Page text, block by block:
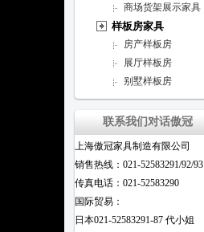
商场货架展示家具
样板房家具
房产样板房
展厅样板房
别墅样板房
联系我们对话傲冠
上海傲冠家具制造有限公司
销售热线：021-52583291/92/93
传真电话：021-52583290
国际贸易：
日本021-52583291-87 代小姐